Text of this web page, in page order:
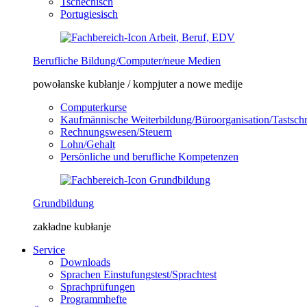
Portugiesisch
Berufliche Bildung/Computer/neue Medien
powołanske kubłanje / kompjuter a nowe medije
Computerkurse
Kaufmännische Weiterbildung/Büroorganisation/
Rechnungswesen/Steuern
Lohn/Gehalt
Persönliche und berufliche Kompetenzen
Grundbildung
zakładne kubłanje
Service
Downloads
Sprachen Einstufungstest/Sprachtest
Sprachprüfungen
Programmhefte